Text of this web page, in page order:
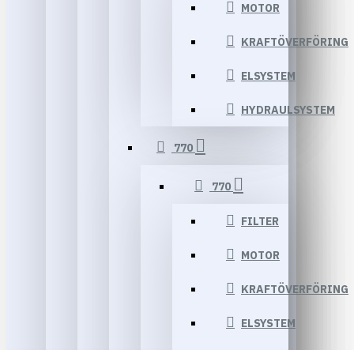
MOTOR
KRAFTÖVERFÖRING
ELSYSTEM
HYDRAULSYSTEM
770
770
FILTER
MOTOR
KRAFTÖVERFÖRING
ELSYSTEM